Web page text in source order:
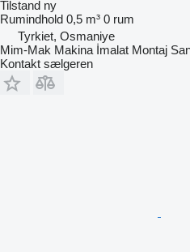
Tilstand ny
Rumindhold 0,5 m³ 0 rum
Tyrkiet, Osmaniye
Mim-Mak Makina İmalat Montaj
Kontakt sælgeren